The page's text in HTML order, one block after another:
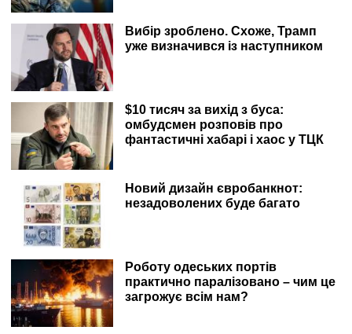
Вибір зроблено. Схоже, Трамп
уже визначився із наступником
$10 тисяч за вихід з буса:
омбудсмен розповів про
фантастичні хабарі і хаос у ТЦК
Новий дизайн євробанкнот:
незадоволених буде багато
Роботу одеських портів
практично паралізовано – чим це
загрожує всім нам?